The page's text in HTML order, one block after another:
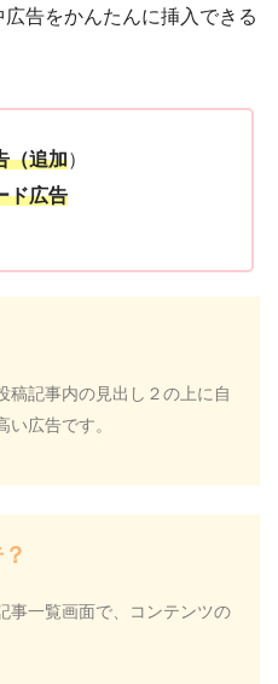
告をかんたんに挿入できる
（追加）
ド広告
稿記事内の見出し２の上に自
広告です。
事一覧画面で、コンテンツの